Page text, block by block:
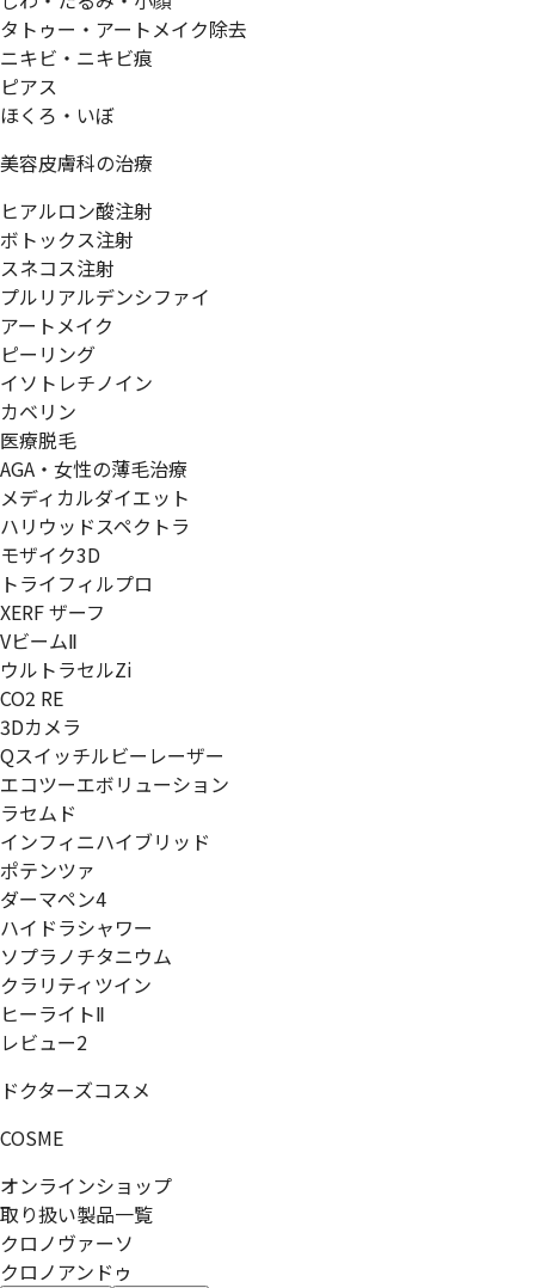
タトゥー・アートメイク除去
ニキビ・ニキビ痕
ピアス
ほくろ・いぼ
美容皮膚科の治療
ヒアルロン酸注射
ボトックス注射
スネコス注射
プルリアルデンシファイ
アートメイク
ピーリング
イソトレチノイン
カベリン
医療脱毛
AGA・女性の薄毛治療
メディカルダイエット
ハリウッドスペクトラ
モザイク3D
トライフィルプロ
XERF ザーフ
VビームⅡ
ウルトラセルZi
CO2 RE
3Dカメラ
Qスイッチルビーレーザー
エコツーエボリューション
ラセムド
インフィニハイブリッド
ポテンツァ
ダーマペン4
ハイドラシャワー
ソプラノチタニウム
クラリティツイン
ヒーライトⅡ
レビュー2
ドクターズコスメ
COSME
オンラインショップ
取り扱い製品一覧
クロノヴァーソ
クロノアンドゥ